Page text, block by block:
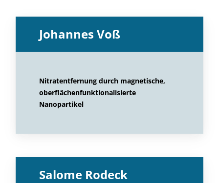
Johannes Voß
Nitratentfernung durch magnetische,
oberflächenfunktionalisierte
Nanopartikel
Salome Rodeck